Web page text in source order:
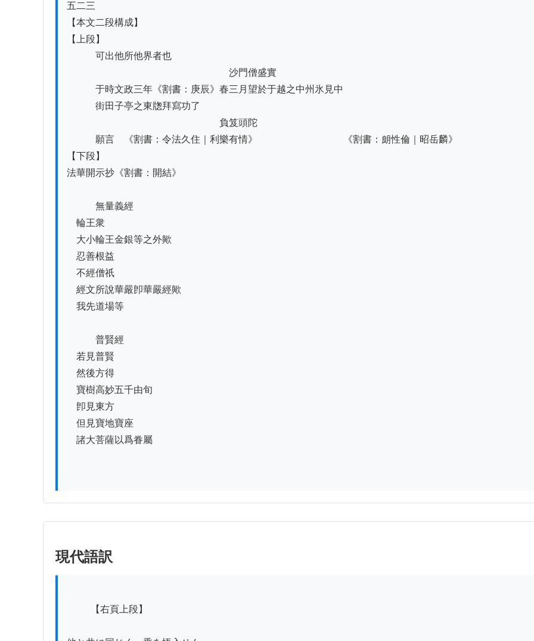
五二三
【本文二段構成】
【上段】
可出他所他界者也
沙門僧盛實
于時文政三年《割書：庚辰》春三月望於于越之中州氷見中
街田子亭之東牎拜寫功了
負笈頭陀
願言　《割書：令法久住｜利樂有情》　　　　　　　　　《割書：朗性倫｜昭岳麟》
【下段】
法華開示抄《割書：開結》
無量義經
輪王衆
大小輪王金銀等之外歟
忍善根益
不經僧祇
經文所說華嚴卽華嚴經歟
我先道場等
普賢經
若見普賢
然後方得
寶樹高妙五千由旬
卽見東方
但見寶地寶座
諸大菩薩以爲眷屬
現代語訳